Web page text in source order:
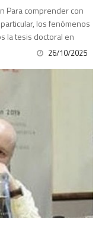
Para comprender con
los fenómenos
la tesis doctoral en
26/10/2025